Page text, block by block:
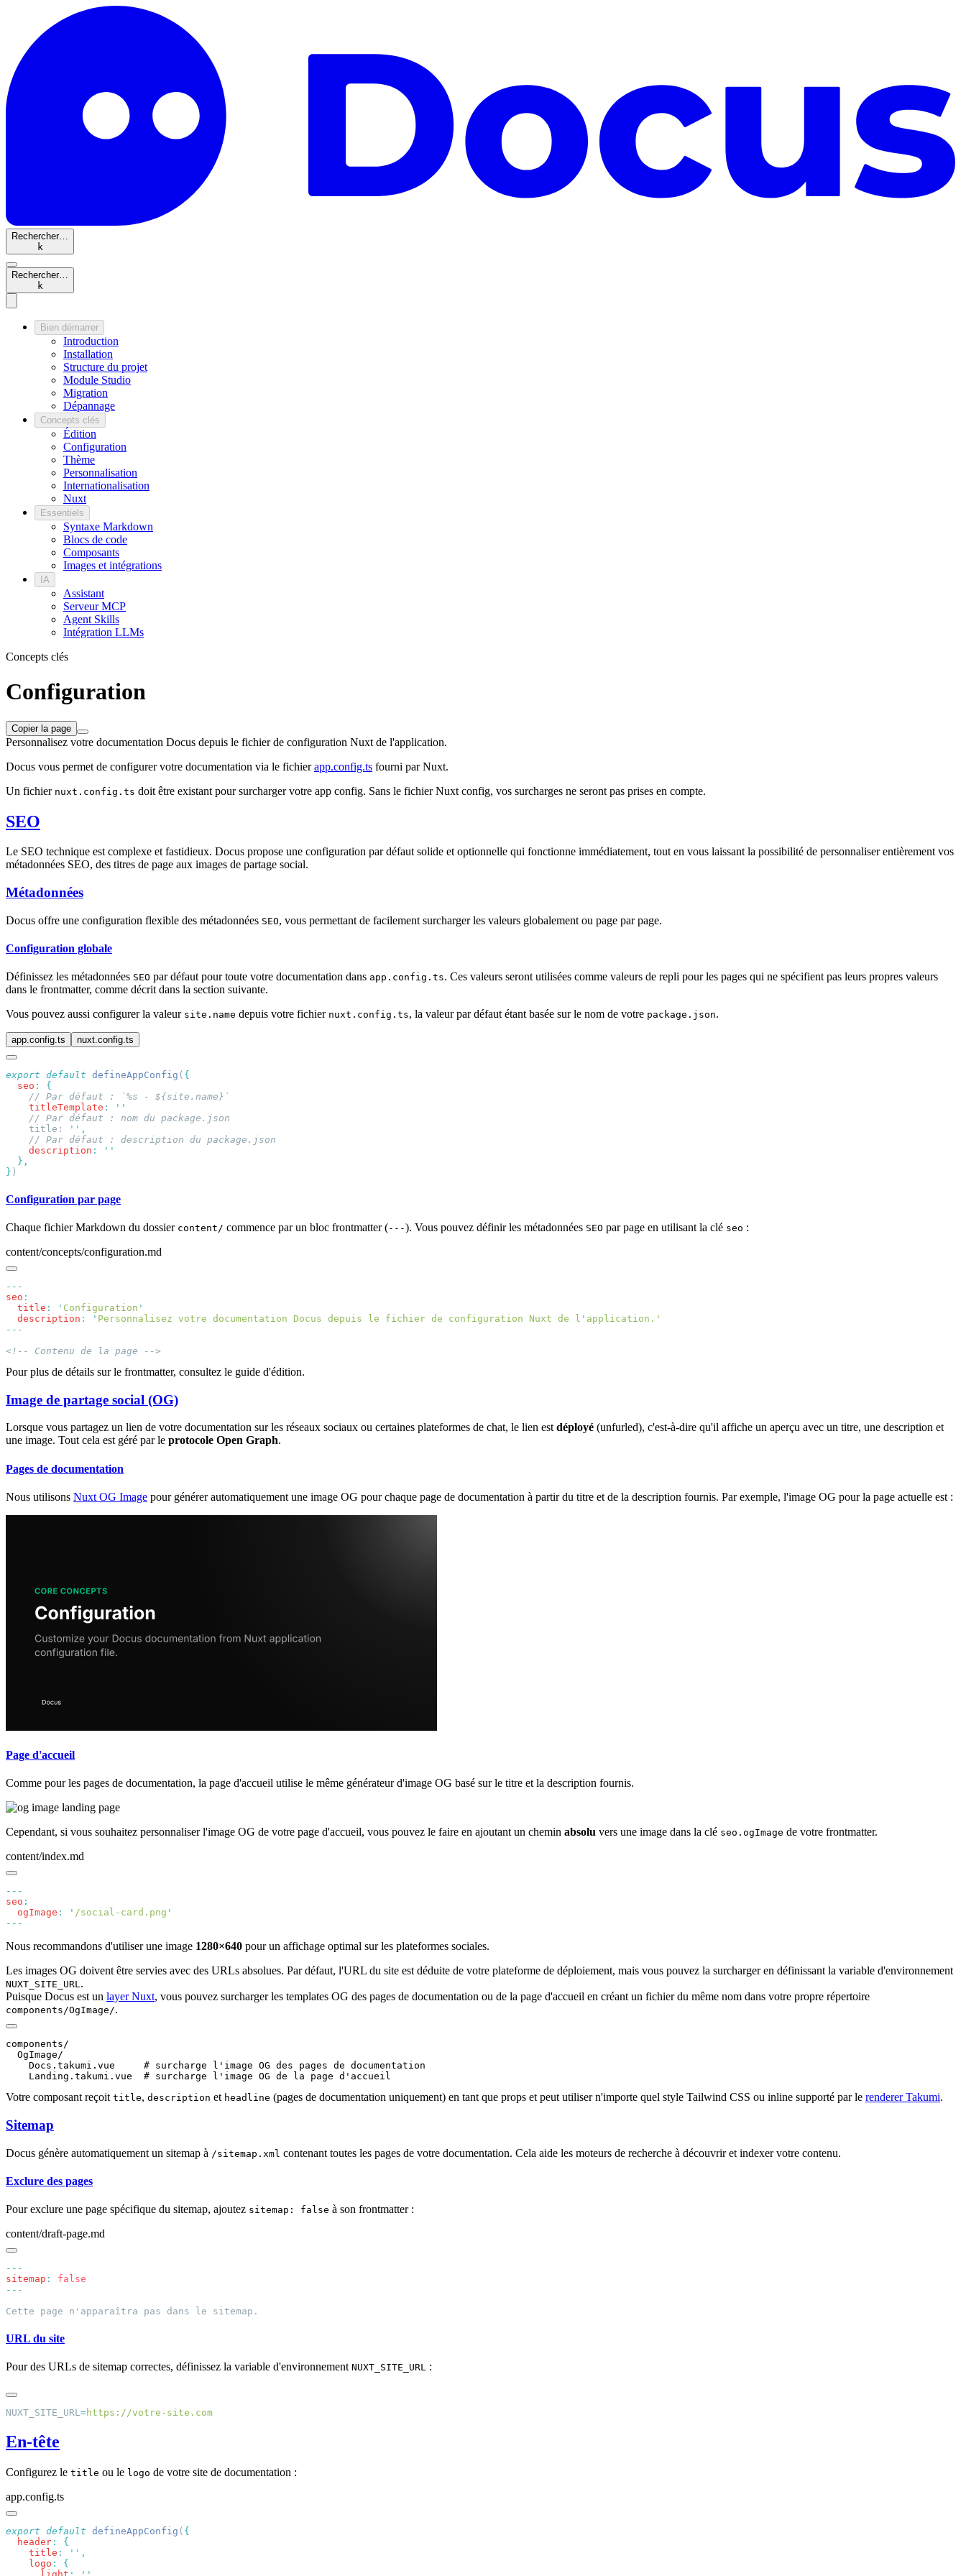
Rechercher…
k
Rechercher…
k
Bien démarrer
Introduction
Installation
Structure du projet
Module Studio
Migration
Dépannage
Concepts clés
Édition
Configuration
Thème
Personnalisation
Internationalisation
Nuxt
Essentiels
Syntaxe Markdown
Blocs de code
Composants
Images et intégrations
IA
Assistant
Serveur MCP
Agent Skills
Intégration LLMs
Concepts clés
Configuration
Copier la page
Personnalisez votre documentation Docus depuis le fichier de configuration Nuxt de l'application.
Docus vous permet de configurer votre documentation via le fichierapp.config.ts fourni par Nuxt.
Un fichier nuxt.config.ts doit être existant pour surcharger votre app config. Sans le fichier Nuxt config, vos surcharges ne seront pas prises en compte.
SEO
Le SEO technique est complexe et fastidieux. Docus propose une configuration par défaut solide et optionnelle qui fonctionne immédiatement, tout en vous laissant la possibilité de personnaliser entièrement vos
métadonnées SEO, des titres de page aux images de partage social.
Métadonnées
Docus offre une configuration flexible des métadonnées SEO, vous permettant de facilement surcharger les valeurs globalement ou page par page.
Configuration globale
Définissez les métadonnées SEO par défaut pour toute votre documentation dans app.config.ts. Ces valeurs seront utilisées comme valeurs de repli pour les pages qui ne spécifient pas leurs propres valeurs
dans le frontmatter, comme décrit dans la section suivante.
Vous pouvez aussi configurer la valeur site.name depuis votre fichier nuxt.config.ts, la valeur par défaut étant basée sur le nom de votre package.json.
app.config.ts nuxt.config.ts
export default defineAppConfig (
  seo
:
    titleTemplate
:
    title:
''
    description
:
}
Configuration par page
Chaque fichier Markdown du dossier content/ commence par un bloc frontmatter (---). Vous pouvez définir les métadonnées SEO par page en utilisant la clé seo :
content/concepts/configuration.md
seo
  title
: ' Configuration
  description
: ' Personnalisez votre documentation Docus depuis le fichier de configuration Nuxt de l '
Pour plus de détails sur le frontmatter, consultez le guide d'édition.
Image de partage social (OG)
Lorsque vous partagez un lien de votre documentation sur les réseaux sociaux ou certaines plateformes de chat, le lien est déployé (unfurled), c'est-à-dire qu'il affiche un aperçu avec un titre, une description et
une image. Tout cela est géré par le protocole Open Graph.
Pages de documentation
Nous utilisons Nuxt OG Image pour générer automatiquement une image OG pour chaque page de documentation à partir du titre et de la description fournis. Par exemple, l'image OG pour la page actuelle est :
Page d'accueil
Comme pour les pages de documentation, la page d'accueil utilise le même générateur d'image OG basé sur le titre et la description fournis.
Cependant, si vous souhaitez personnaliser l'image OG de votre page d'accueil, vous pouvez le faire en ajoutant un chemin absolu vers une image dans la clé seo.ogImage de votre frontmatter.
content/index.md
seo
  ogImage
: ' /social-card.png
Nous recommandons d'utiliser une image 1280×640 pour un affichage optimal sur les plateformes sociales.
Les images OG doivent être servies avec des URLs absolues. Par défaut, l'URL du site est déduite de votre plateforme de déploiement, mais vous pouvez la surcharger en définissant la variable d'environnement
NUXT_SITE_URL.
Puisque Docus est un layer Nuxt, vous pouvez surcharger les templates OG des pages de documentation ou de la page d'accueil en créant un fichier du même nom dans votre propre répertoire
components/OgImage/.
components/
  OgImage/
    Docs.takumi.vue     # surcharge l'image OG des pages de documentation
Votre composant reçoit title, description et headline (pages de documentation uniquement) en tant que props et peut utiliser n'importe quel style Tailwind CSS ou inline supporté par le renderer Takumi.
Sitemap
Docus génère automatiquement un sitemap à /sitemap.xml contenant toutes les pages de votre documentation. Cela aide les moteurs de recherche à découvrir et indexer votre contenu.
Exclure des pages
Pour exclure une page spécifique du sitemap, ajoutez sitemap: false à son frontmatter :
content/draft-page.md
sitemap :
URL du site
Pour des URLs de sitemap correctes, définissez la variable d'environnement NUXT_SITE_URL :
NUXT_SITE_URL =
En-tête
Configurez le title ou le logo de votre site de documentation :
app.config.ts
export default defineAppConfig (
  header
:
    title
: ''
    logo
: